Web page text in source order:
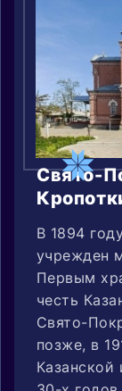
Свято-
В 1894
учрежден
Первым
честь
Свято-
позже, в